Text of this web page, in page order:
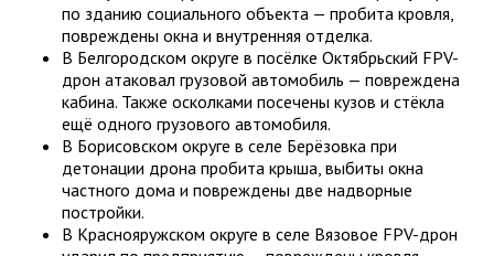
по зданию социального объекта — пробита кровля,
повреждены окна и внутренняя отделка.
В Белгородском округе в посёлке Октябрьский FPV-
дрон атаковал грузовой автомобиль — повреждена
кабина. Также осколками посечены кузов и стёкла
ещё одного грузового автомобиля.
В Борисовском округе в селе Берёзовка при
детонации дрона пробита крыша, выбиты окна
частного дома и повреждены две надворные
постройки.
В Краснояружском округе в селе Вязовое FPV-дрон